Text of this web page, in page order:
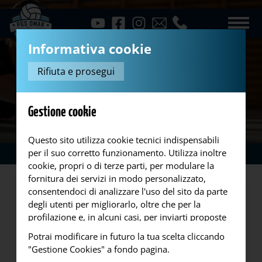
News Vittoria...
Informativa cookie
Rifiuta e prosegui
Gestione cookie
Questo sito utilizza cookie tecnici indispensabili
per il suo corretto funzionamento. Utilizza inoltre
cookie, propri o di terze parti, per modulare la
fornitura dei servizi in modo personalizzato,
consentendoci di analizzare l'uso del sito da parte
degli utenti per migliorarlo, oltre che per la
profilazione e, in alcuni casi, per inviarti proposte
o messaggi pubblicitari. Puoi accettare tutti i
cookie da noi utilizzati, o utilizzati da servizi di
terze parti che compaiono sulle pagine di questo
Potrai modificare in futuro la tua scelta cliccando
"Gestione Cookies" a fondo pagina.